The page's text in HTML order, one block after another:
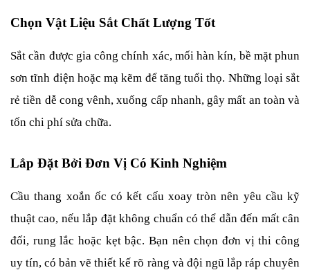
Chọn Vật Liệu Sắt Chất Lượng Tốt
Sắt cần được gia công chính xác, mối hàn kín, bề mặt phun
sơn tĩnh điện hoặc mạ kẽm để tăng tuổi thọ. Những loại sắt
rẻ tiền dễ cong vênh, xuống cấp nhanh, gây mất an toàn và
tốn chi phí sửa chữa.
Lắp Đặt Bởi Đơn Vị Có Kinh Nghiệm
Cầu thang xoắn ốc có kết cấu xoay tròn nên yêu cầu kỹ
thuật cao, nếu lắp đặt không chuẩn có thể dẫn đến mất cân
đối, rung lắc hoặc kẹt bậc. Bạn nên chọn đơn vị thi công
uy tín, có bản vẽ thiết kế rõ ràng và đội ngũ lắp ráp chuyên